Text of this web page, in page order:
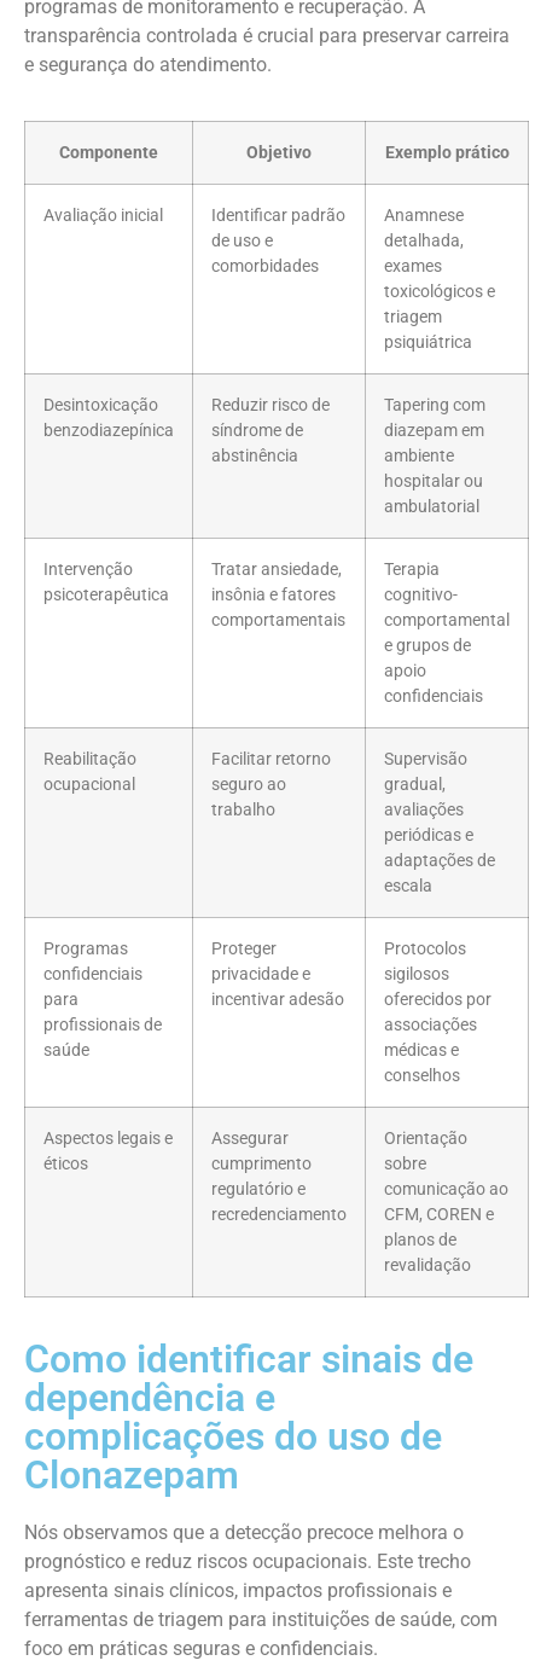
programas de monitoramento e recuperação. A
transparência controlada é crucial para preservar carreira
e segurança do atendimento.
Componente Objetivo Exemplo prático
Avaliação inicial
Identificar padrão
de uso e
comorbidades
Anamnese
detalhada,
exames
toxicológicos e
triagem
psiquiátrica
Desintoxicação
benzodiazepínica
Reduzir risco de
síndrome de
abstinência
Tapering com
diazepam em
ambiente
hospitalar ou
ambulatorial
Intervenção
psicoterapêutica
Tratar ansiedade,
insônia e fatores
comportamentais
Terapia
cognitivo-
comportamental
e grupos de
apoio
confidenciais
Reabilitação
ocupacional
Facilitar retorno
seguro ao
trabalho
Supervisão
gradual,
avaliações
periódicas e
adaptações de
escala
Programas
confidenciais
para
profissionais de
saúde
Proteger
privacidade e
incentivar adesão
Protocolos
sigilosos
oferecidos por
associações
médicas e
conselhos
Aspectos legais e
éticos
Assegurar
cumprimento
regulatório e
recredenciamento
Orientação
sobre
comunicação ao
CFM, COREN e
planos de
revalidação
Como identificar sinais de
dependência e
complicações do uso de
Clonazepam
Nós observamos que a detecção precoce melhora o
prognóstico e reduz riscos ocupacionais. Este trecho
apresenta sinais clínicos, impactos profissionais e
ferramentas de triagem para instituições de saúde, com
foco em práticas seguras e confidenciais.